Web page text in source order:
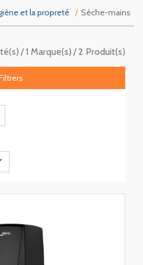
et la propreté Sèche-mains
2 Produit(s)
1 Marque(s)